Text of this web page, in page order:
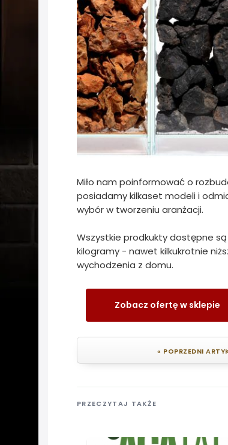
Miło nam poinformować o
posiadamy kilkaset modeli i
wybór w tworzeniu aranżacji.
Wszystkie prodkukty dostępne
kilogramy - nawet kilkukrotnie
wychodzenia z domu.
Zobacz ofertę w sklepie
« POPRZEDNI
PRZECZYTAJ TAKŻE